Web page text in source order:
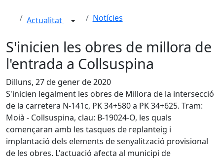
Actualitat Notícies
S'inicien les obres de millora de
l'entrada a Collsuspina
Dilluns, 27 de gener de 2020
S'inicien legalment les obres de Millora de la intersecció
de la carretera N-141c, PK 34+580 a PK 34+625. Tram:
Moià - Collsuspina, clau: B-19024-O, les quals
començaran amb les tasques de replanteig i
implantació dels elements de senyalització provisional
de les obres. L'actuació afecta al municipi de